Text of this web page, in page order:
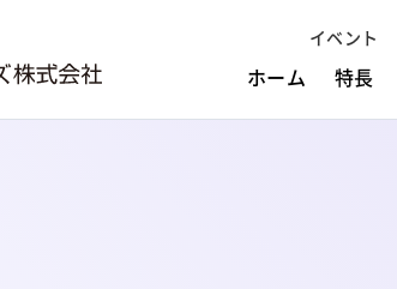
イベント
ホーム 特長